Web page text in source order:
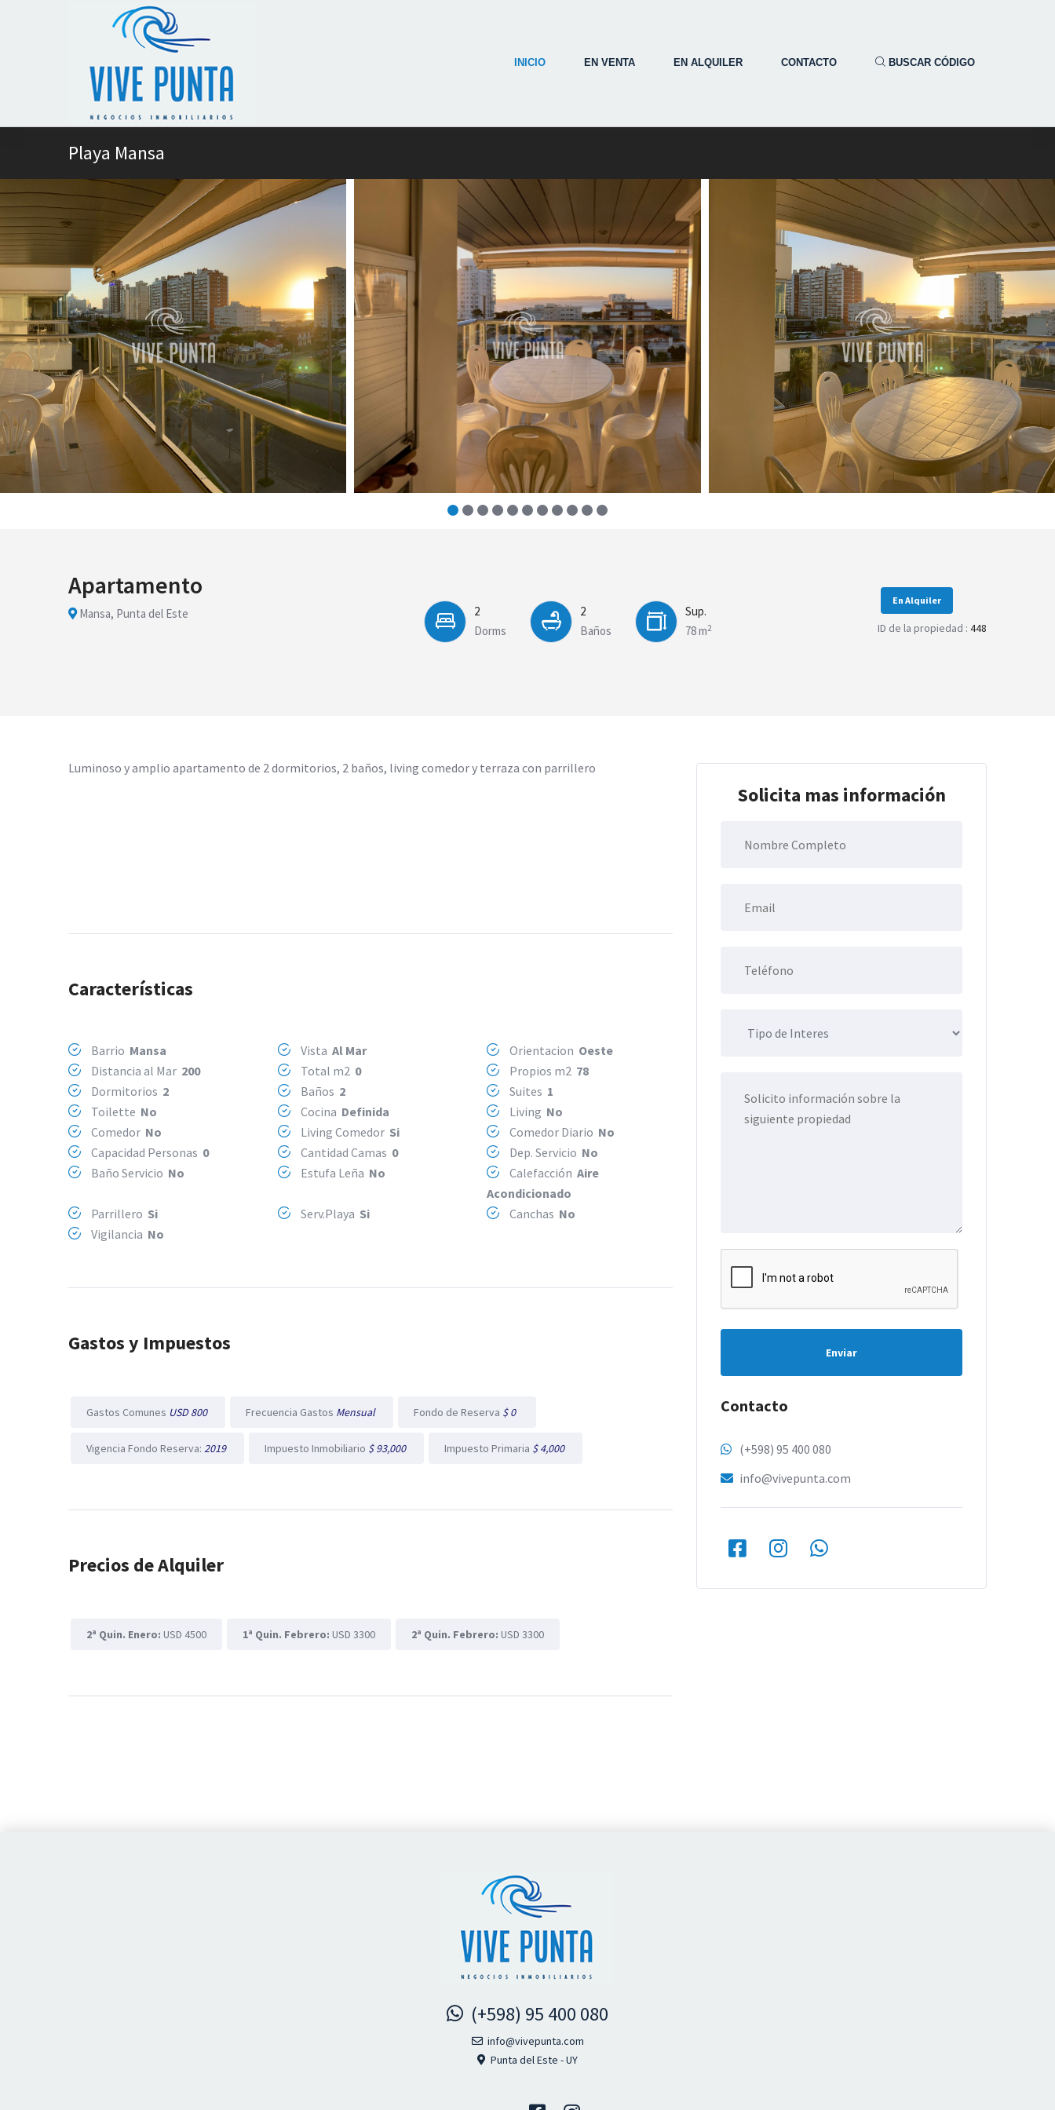
INICIO EN VENTA EN ALQUILER CONTACTO BUSCAR CÓDIGO
Playa Mansa
Apartamento
Mansa, Punta del Este
2
Dorms
2
Baños
Sup.
78 m2
En Alquiler
ID de la propiedad : 448
Luminoso y amplio apartamento de 2 dormitorios, 2 baños, living comedor y terraza con parrillero
Características
Barrio Mansa Vista Al Mar Orientacion Oeste
Distancia al Mar 200 Total m2 0 Propios m2 78
Dormitorios 2 Baños 2 Suites 1
Toilette No Cocina Definida Living No
Comedor No Living Comedor Si Comedor Diario No
Capacidad Personas 0 Cantidad Camas 0 Dep. Servicio No
Baño Servicio No Estufa Leña No CalefacciónAire
Acondicionado
Parrillero Si Serv.Playa Si Canchas No
Vigilancia No
Gastos y Impuestos
Gastos Comunes USD 800 Frecuencia Gastos Mensual Fondo de Reserva $ 0
Vigencia Fondo Reserva: 2019 Impuesto Inmobiliario $ 93,000 Impuesto Primaria $ 4,000
Precios de Alquiler
2ª Quin. Enero: USD 4500 1ª Quin. Febrero: USD 3300 2ª Quin. Febrero: USD 3300
Solicita mas información
Enviar
Contacto
(+598) 95 400 080
info@vivepunta.com
(+598) 95 400 080
info@vivepunta.com
Punta del Este - UY